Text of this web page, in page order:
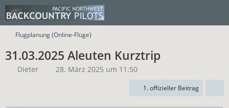
Flugplanung (Online-Flüge)
31.03.2025 Aleuten Kurztrip
Dieter 28. März 2025 um 11:50
1. offizieller Beitrag